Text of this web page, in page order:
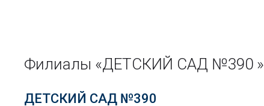
Филиалы «ДЕТСКИЙ САД №390 »
ДЕТСКИЙ САД №390